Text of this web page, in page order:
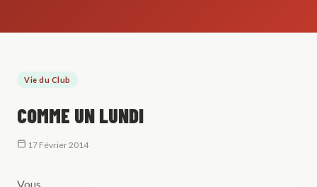
Vie du Club
COMME UN LUNDI
17 Février 2014
Vous